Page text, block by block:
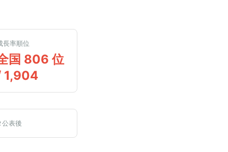
長率順位
国 806 位
1,904
表後